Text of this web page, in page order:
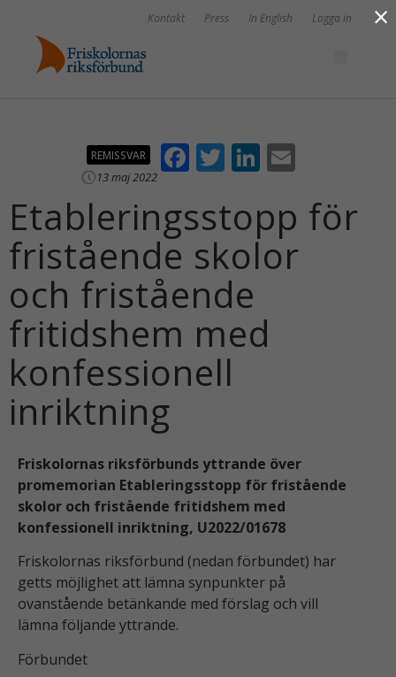
Kontakt Press In English Logga in
REMISSVAR
13 maj 2022
F
e
b
o
o
k
T
itt
er
Li
k
e
dI
E
ai
l
Etableringsstopp för
fristående skolor
och fristående
fritidshem med
konfessionell
inriktning
Friskolornas riksförbunds yttrande över
promemorian Etableringsstopp för fristående
skolor och fristående fritidshem med
konfessionell inriktning, U2022/01678
Friskolornas riksförbund (nedan förbundet) har
getts möjlighet att lämna synpunkter på
ovanstående betänkande med förslag och vill
lämna följande yttrande.
Förbundet
×